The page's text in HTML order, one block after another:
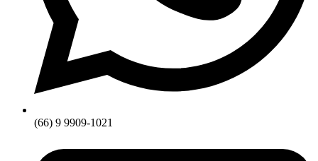
(66) 9 9909-1021